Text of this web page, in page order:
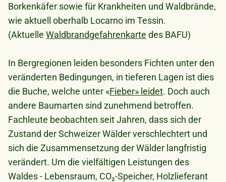
Borkenkäfer sowie für Krankheiten und Waldbrände,
wie aktuell oberhalb Locarno im Tessin.
(Aktuelle Waldbrandgefahrenkarte des BAFU)
In Bergregionen leiden besonders Fichten unter den
veränderten Bedingungen, in tieferen Lagen ist dies
die Buche, welche unter «Fieber» leidet. Doch auch
andere Baumarten sind zunehmend betroffen.
Fachleute beobachten seit Jahren, dass sich der
Zustand der Schweizer Wälder verschlechtert und
sich die Zusammensetzung der Wälder langfristig
verändert. Um die vielfältigen Leistungen des
Waldes - Lebensraum, CO₂-Speicher, Holzlieferant